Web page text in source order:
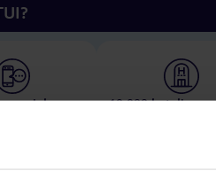
opieka na
10 000 hoteli w